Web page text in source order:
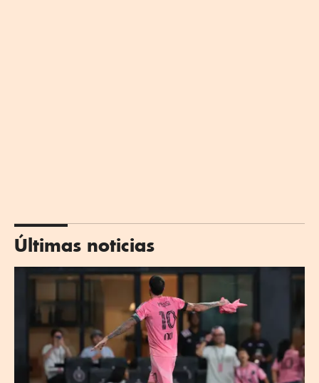
Últimas noticias